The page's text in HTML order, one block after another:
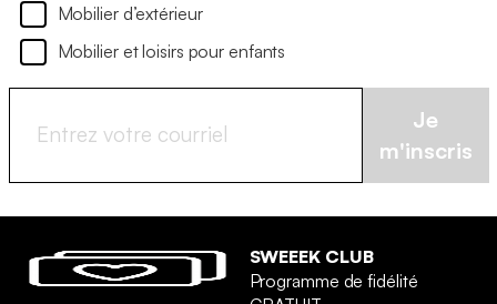
Mobilier d’extérieur
Mobilier et loisirs pour enfants
Je
m'inscris
SWEEEK CLUB
Programme de fidélité